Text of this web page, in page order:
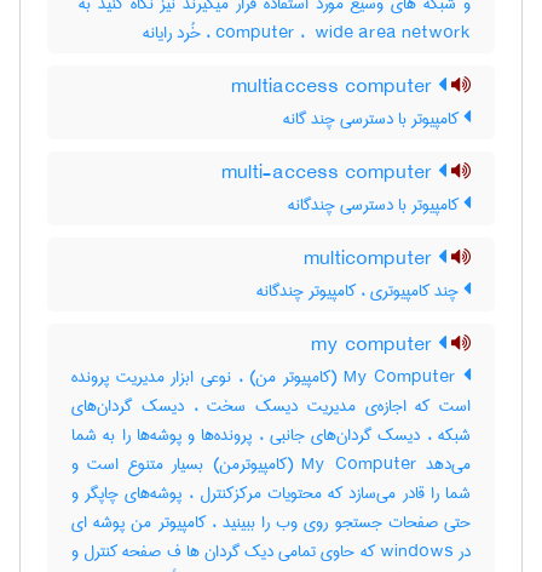
computer ، ‎ wide area network ، خُرد رایانه
کامپیوتر با دسترسی چند گانه
کامپیوتر با دسترسی چندگانه
چند کامپیوتری ، کامپیوتر چندگانه
My Computer (کامپیوتر من) ، نوعی ابزار مدیریت‌ پرونده
است‌ که اجازه‌ی مدیریت‌ دیسک ‌سخت‌ ، دیسک‌ گردان‌های
شبکه ، دیسک‌ گردان‌های جانبی ، پرونده‌ها و پوشه‌ها را به شما
می‌دهد My Computer (کامپیوترمن) بسیار‌ متنوع است‌ و
شما را قادر می‌سازد که محتویات‌ مرکزکنترل ، پوشه‌های چاپگر و
حتی صفحات‌ جستجو روی وب‌ را ببینید ، کامپیوتر من پوشه ای
در windows که حاوی تمامی دیک گردان ها ف صفحه کنترل و